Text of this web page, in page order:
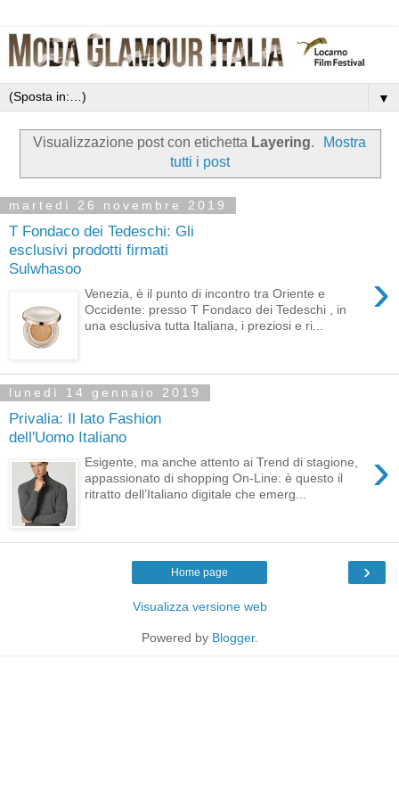
▼
Visualizzazione post con etichetta Layering.
Mostra
tutti i post
martedì 26 novembre 2019
T Fondaco dei Tedeschi: Gli
esclusivi prodotti firmati
Sulwhasoo
›
Venezia, è il punto di incontro tra Oriente e
Occidente: presso T Fondaco dei Tedeschi , in
una esclusiva tutta Italiana, i preziosi e ri...
lunedì 14 gennaio 2019
Privalia: Il lato Fashion
dell'Uomo Italiano
›
Esigente, ma anche attento ai Trend di stagione,
appassionato di shopping On-Line: è questo il
ritratto dell’Italiano digitale che emerg...
›
Home page
Visualizza versione web
Powered by Blogger.